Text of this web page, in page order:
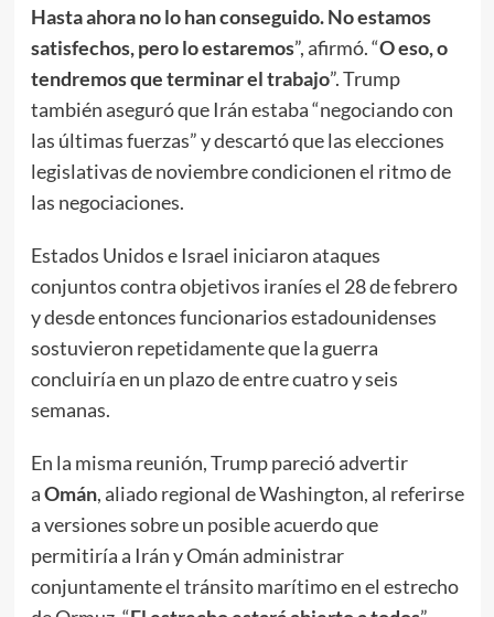
Hasta ahora no lo han conseguido. No estamos
satisfechos, pero lo estaremos”, afirmó. “O eso, o
tendremos que terminar el trabajo”. Trump
también aseguró que Irán estaba “negociando con
las últimas fuerzas” y descartó que las elecciones
legislativas de noviembre condicionen el ritmo de
las negociaciones.
Estados Unidos e Israel iniciaron ataques
conjuntos contra objetivos iraníes el 28 de febrero
y desde entonces funcionarios estadounidenses
sostuvieron repetidamente que la guerra
concluiría en un plazo de entre cuatro y seis
semanas.
En la misma reunión, Trump pareció advertir
aOmán, aliado regional de Washington, al referirse
a versiones sobre un posible acuerdo que
permitiría a Irán y Omán administrar
conjuntamente el tránsito marítimo en el estrecho